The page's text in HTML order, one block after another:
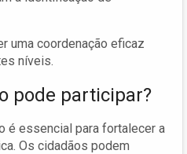
uma coordenação eficaz
níveis.
pode participar?
é essencial para fortalecer a
Os cidadãos podem